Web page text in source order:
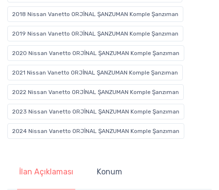
2018 Nissan Vanetto ORJİNAL ŞANZUMAN Komple Şanzıman
2019 Nissan Vanetto ORJİNAL ŞANZUMAN Komple Şanzıman
2020 Nissan Vanetto ORJİNAL ŞANZUMAN Komple Şanzıman
2021 Nissan Vanetto ORJİNAL ŞANZUMAN Komple Şanzıman
2022 Nissan Vanetto ORJİNAL ŞANZUMAN Komple Şanzıman
2023 Nissan Vanetto ORJİNAL ŞANZUMAN Komple Şanzıman
2024 Nissan Vanetto ORJİNAL ŞANZUMAN Komple Şanzıman
İlan Açıklaması Konum